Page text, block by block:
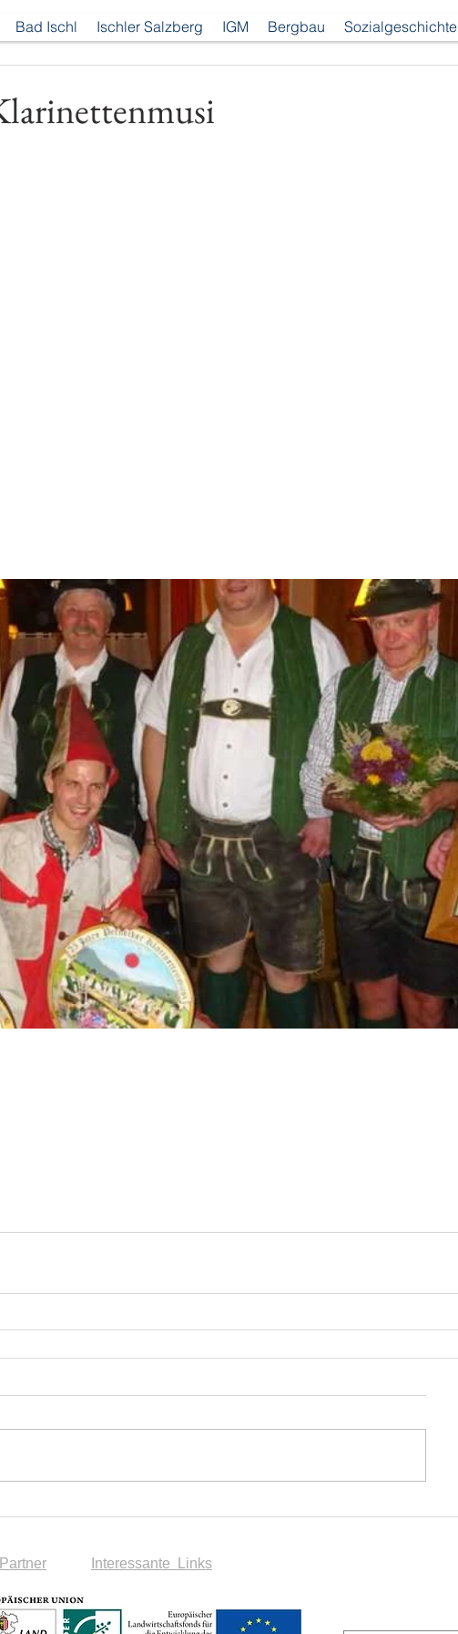
Bad Ischl Ischler Salzberg IGM Bergbau Sozialgeschichte
Partner Interessante Links